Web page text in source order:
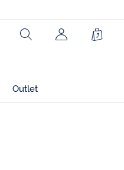
Rechercher
Outlet